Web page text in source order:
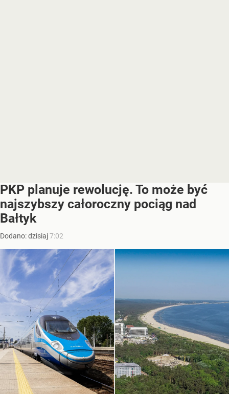
PKP planuje rewolucję. To może być
najszybszy całoroczny pociąg nad
Bałtyk
Dodano:dzisiaj7:02